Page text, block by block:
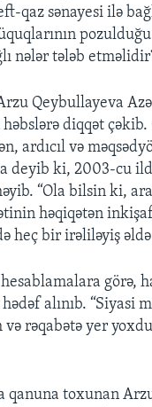
qaz sənayesi ilə
nələr tələb
Qeybullayeva
diqqət
ardıcıl və
ki, 2003-cu
“Ola bilsin ki,
həqiqətən
heç bir irəliləyiş
görə,
alınıb. “Siyasi
rəqabətə yer
qanuna toxunan